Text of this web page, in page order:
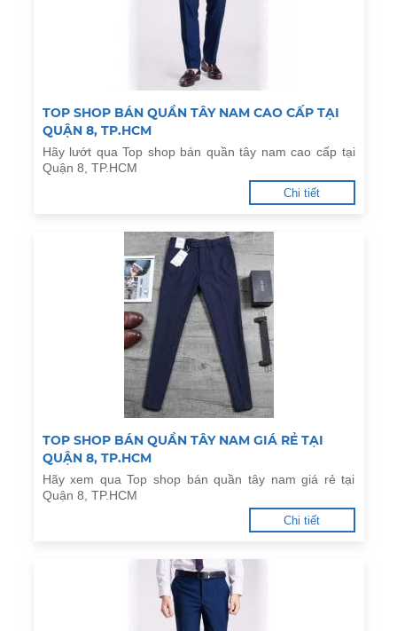
TOP SHOP BÁN QUẦN TÂY NAM CAO CẤP TẠI
QUẬN 8, TP.HCM
Hãy lướt qua Top shop bán quần tây nam cao cấp tại
Quận 8, TP.HCM
Chi tiết
TOP SHOP BÁN QUẦN TÂY NAM GIÁ RẺ TẠI
QUẬN 8, TP.HCM
Hãy xem qua Top shop bán quần tây nam giá rẻ tại
Quận 8, TP.HCM
Chi tiết